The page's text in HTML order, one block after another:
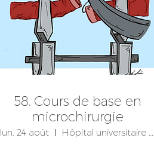
58. Cours de base en
microchirurgie
lun. 24 août
Hôpital universitaire de Bâle